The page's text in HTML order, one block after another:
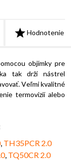
Hodnotenie
objímky pre
tak drží nástrel
Veľmi kvalitné
termovízií alebo
, TH35PCR 2.0
, TQ50CR 2.0